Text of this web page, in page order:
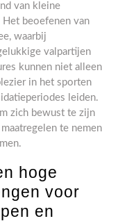
van kleine
beoefenen van
waarbij
valpartijen
kunnen niet alleen
in het sporten
leiden.
zich bewust te zijn
te nemen
hoge
voor
en